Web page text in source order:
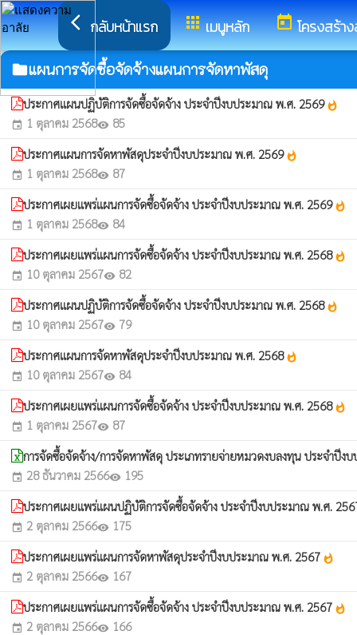
arrow_back_ios กลับหน้าแรก appsเมนูหลัก todayโครงสร้า
folderแผนการจัดซื้อจัดจ้างแผนการจัดหาพัสดุ
ประกาศแผนปฏิบัติการจัดซื้อจัดจ้าง ประจำปีงบประมาณ พ.ศ. 2569whatshot
event 1 ตุลาคม 2568visibility 85
ประกาศแผนการจัดหาพัสดุประจำปีงบประมาณ พ.ศ. 2569whatshot
event 1 ตุลาคม 2568visibility 87
ประกาศเผยแพร่แผนการจัดซื้อจัดจ้าง ประจำปีงบประมาณ พ.ศ. 2569whatshot
event 1 ตุลาคม 2568visibility 84
ประกาศเผยแพร่แผนการจัดซื้อจัดจ้าง ประจำปีงบประมาณ พ.ศ. 2568whatshot
event 10 ตุลาคม 2567visibility 82
ประกาศแผนปฏิบัติการจัดซื้อจัดจ้าง ประจำปีงบประมาณ พ.ศ. 2568whatshot
event 10 ตุลาคม 2567visibility 79
ประกาศแผนการจัดหาพัสดุประจำปีงบประมาณ พ.ศ. 2568whatshot
event 10 ตุลาคม 2567visibility 84
ประกาศเผยแพร่แผนการจัดซื้อจัดจ้าง ประจำปีงบประมาณ พ.ศ. 2568whatshot
event 1 ตุลาคม 2567visibility 87
การจัดซื้อจัดจ้าง/การจัดหาพัสดุ ประเภทรายจ่ายหมวดงบลงทุน ประจำปี
event 28 ธันวาคม 2566visibility 195
ประกาศเผยแพร่แผนปฏิบัติการจัดซื้อจัดจ้าง ประจำปีงบประมาณ พ.ศ.
event 2 ตุลาคม 2566visibility 175
ประกาศเผยแพร่แผนการจัดหาพัสดุประจำปีงบประมาณ พ.ศ. 2567 whatshot
event 2 ตุลาคม 2566visibility 167
ประกาศเผยแพร่แผนการจัดซื้อจัดจ้าง ประจำปีงบประมาณ พ.ศ. 2567 whatshot
event 2 ตุลาคม 2566visibility 166